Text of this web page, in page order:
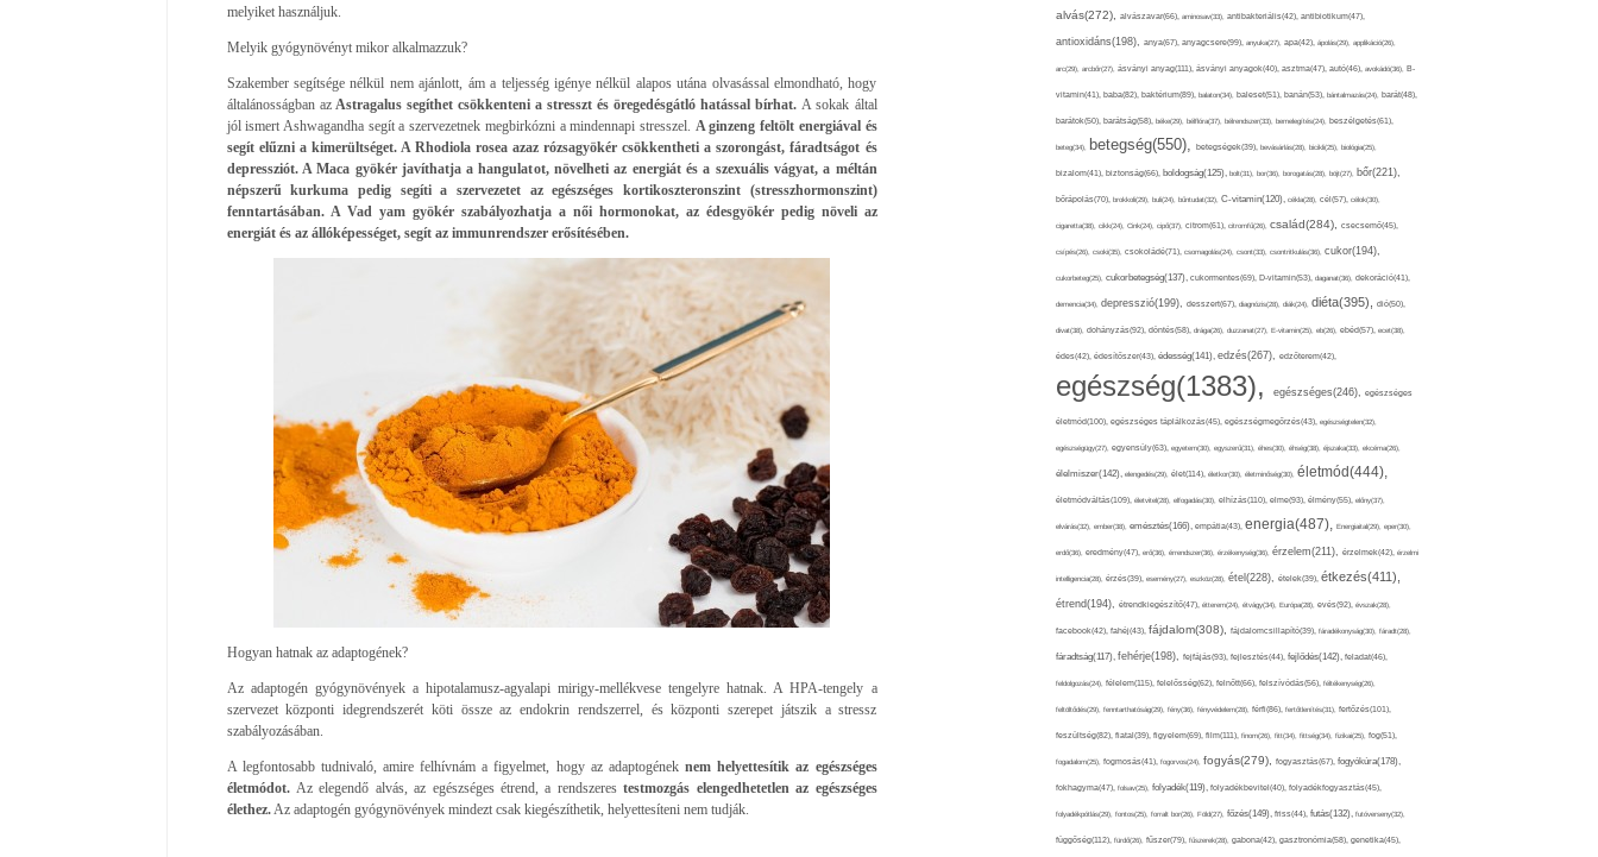
melyiket használjuk.
Melyik gyógynövényt mikor alkalmazzuk?
Szakember segítsége nélkül nem ajánlott, ám a teljesség igénye nélkül alapos utána olvasással elmondható, hogy
általánosságban azAstragalus segíthet csökkenteni a stresszt és öregedésgátló hatással bírhat. A sokak által
jól ismert Ashwagandha segít a szervezetnek megbirkózni a mindennapi stresszel. A ginzeng feltölt energiával és
segít elűzni a kimerültséget. A Rhodiola rosea azaz rózsagyökér csökkentheti a szorongást, fáradtságot és
depressziót. A Maca gyökér javíthatja a hangulatot, növelheti az energiát és a szexuális vágyat, a méltán
népszerű kurkuma pedig segíti a szervezetet az egészséges kortikoszteronszint (stresszhormonszint)
fenntartásában. A Vad yam gyökér szabályozhatja a női hormonokat, az édesgyökér pedig növeli az
energiát és az állóképességet, segít az immunrendszer erősítésében.
Hogyan hatnak az adaptogének?
Az adaptogén gyógynövények a hipotalamusz-agyalapi mirigy-mellékvese tengelyre hatnak. A HPA-tengely a
szervezet központi idegrendszerét köti össze az endokrin rendszerrel, és központi szerepet játszik a stressz
szabályozásában.
A legfontosabb tudnivaló, amire felhívnám a figyelmet, hogy az adaptogéneknem helyettesítik az egészséges
életmódot. Az elegendő alvás, az egészséges étrend, a rendszerestestmozgás elengedhetetlen az egészséges
élethez.Az adaptogén gyógynövények mindezt csak kiegészíthetik, helyettesíteni nem tudják.
alvás(272), alvászavar(66), aminosav(33), antibakteriális(42), antibiotikum(47),
antioxidáns(198), anya(67), anyagcsere(99), anyuka(27), apa(42), ápolás(29), applikáció(26),
arc(29), arcbőr(27), ásványi anyag(111), ásványi anyagok(40), asztma(47), autó(46), avokádó(36), B-
vitamin(41), baba(82), baktérium(89), balaton(34), baleset(51), banán(53), bántalmazás(24), barát(48),
barátok(50), barátság(58), béke(29), bélflóra(37), bélrendszer(33), bemelegítés(24), beszélgetés(61),
beteg(34), betegség(550), betegségek(39), bevásárlás(28), bicikli(25), biológia(25),
bizalom(41), biztonság(66), boldogság(125), bolt(31), bor(36), borogatás(28), böjt(27), bőr(221),
bőrápolás(70), brokkoli(29), buli(24), bűntudat(32), C-vitamin(120), cékla(28), cél(57), célok(30),
cigaretta(38), cikk(24), Cink(24), cipő(37), citrom(61), citromfű(26), család(284), csecsemő(45),
csípés(26), csoki(35), csokoládé(71), csomagolás(24), csont(33), csontritkulás(36), cukor(194),
cukorbeteg(25), cukorbetegség(137), cukormentes(69), D-vitamin(53), daganat(36), dekoráció(41),
demencia(34), depresszió(199), desszert(67), diagnózis(28), diák(24), diéta(395), dió(50),
divat(38), dohányzás(92), döntés(58), drága(26), duzzanat(27), E-vitamin(25), eb(26), ebéd(57), ecet(38),
édes(42), édesítőszer(43), édesség(141), edzés(267), edzőterem(42),
egészség(1383), egészséges(246), egészséges
életmód(100), egészséges táplálkozás(45), egészségmegőrzés(43), egészségtelen(32),
egészségügy(27), egyensúly(63), egyetem(30), egyszerű(31), éhes(30), éhség(38), éjszaka(33), ekcéma(26),
élelmiszer(142), elengedés(29), élet(114), életkor(30), életminőség(30), életmód(444),
életmódváltás(109), életvitel(28), elfogadás(30), elhízás(110), elme(93), élmény(55), előny(37),
elvárás(32), ember(38), emésztés(166), empátia(43), energia(487), Energiaital(29), eper(30),
erdő(36), eredmény(47), erő(36), érrendszer(36), érzékenység(36), érzelem(211), érzelmek(42), érzelmi
intelligencia(28), érzés(39), esemény(27), eszköz(28), étel(228), ételek(39), étkezés(411),
étrend(194), étrendkiegészítő(47), étterem(24), étvágy(34), Európa(28), evés(92), évszak(28),
facebook(42), fahéj(43), fájdalom(308), fájdalomcsillapító(39), fáradékonyság(30), fáradt(28),
fáradtság(117), fehérje(198), fejfájás(93), fejlesztés(44), fejlődés(142), feladat(46),
feldolgozás(24), félelem(115), felelősség(62), felnőtt(66), felszívódás(56), féltékenység(26),
feltöltődés(29), fenntarthatóság(29), fény(36), fényvédelem(28), férfi(86), fertőtlenítés(31), fertőzés(101),
feszültség(82), fiatal(39), figyelem(69), film(111), finom(26), fitt(34), fittség(34), fizikai(25), fog(51),
fogadalom(25), fogmosás(41), fogorvos(24), fogyás(279), fogyasztás(67), fogyókúra(178),
fokhagyma(47), folsav(25), folyadék(119), folyadékbevitel(40), folyadékfogyasztás(45),
folyadékpótlás(29), fontos(25), forralt bor(26), Föld(27), főzés(149), friss(44), futás(132), futóverseny(32),
függőség(112), fürdő(26), fűszer(79), fűszerek(28), gabona(42), gasztronómia(58), genetika(45),